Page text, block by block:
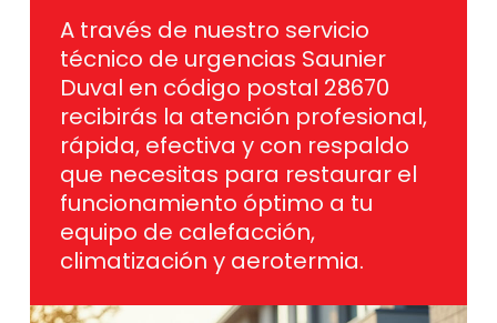
A través de nuestro servicio
técnico de urgencias Saunier
Duval en código postal 28670
recibirás la atención profesional,
rápida, efectiva y con respaldo
que necesitas para restaurar el
funcionamiento óptimo a tu
equipo de calefacción,
climatización y aerotermia.